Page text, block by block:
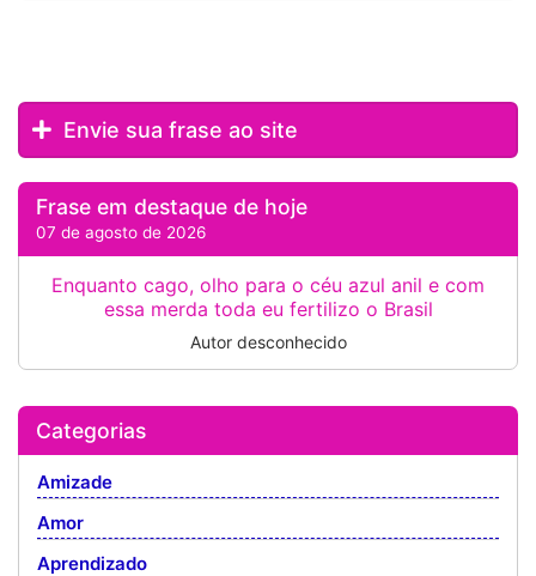
Envie sua frase ao site
Frase em destaque de hoje
07 de agosto de 2026
Enquanto cago, olho para o céu azul anil e com
essa merda toda eu fertilizo o Brasil
Autor desconhecido
Categorias
Amizade
Amor
Aprendizado